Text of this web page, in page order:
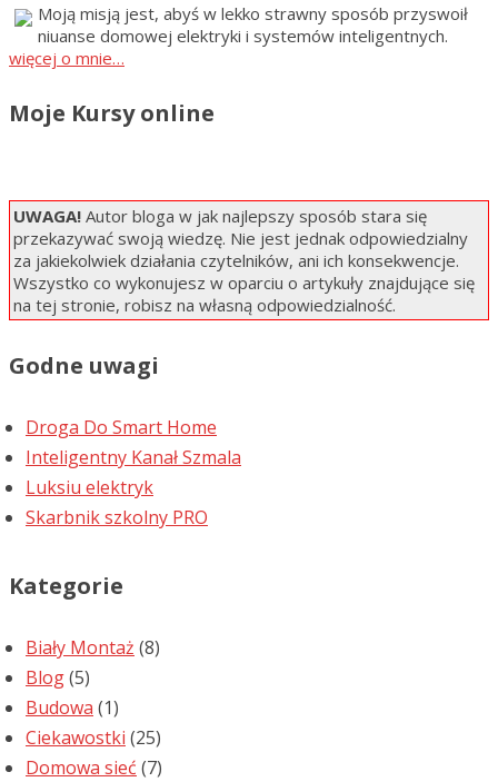
Moją misją jest, abyś w lekko strawny sposób przyswoił
niuanse domowej elektryki i systemów inteligentnych.
więcej o mnie…
Moje Kursy online
UWAGA! Autor bloga w jak najlepszy sposób stara się
przekazywać swoją wiedzę. Nie jest jednak odpowiedzialny
za jakiekolwiek działania czytelników, ani ich konsekwencje.
Wszystko co wykonujesz w oparciu o artykuły znajdujące się
na tej stronie, robisz na własną odpowiedzialność.
Godne uwagi
Droga Do Smart Home
Inteligentny Kanał Szmala
Luksiu elektryk
Skarbnik szkolny PRO
Kategorie
Biały Montaż (8)
Blog(5)
Budowa (1)
Ciekawostki (25)
Domowa sieć (7)